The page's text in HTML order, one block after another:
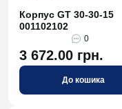
Корпус GT 30-30-15
001102102
0
3 672.00 грн.
До кошика